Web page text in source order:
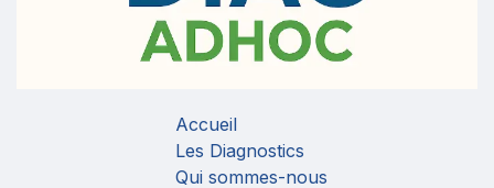
Accueil
Les Diagnostics
Qui sommes-nous